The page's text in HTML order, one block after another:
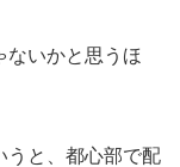
ないかと思うほ
うと、都心部で配